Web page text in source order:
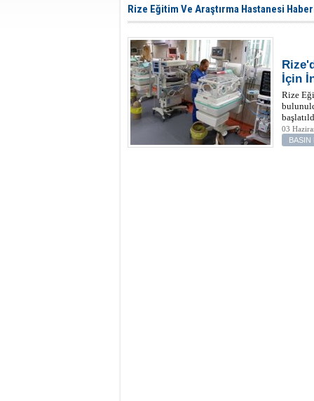
Rize Eğitim Ve Araştırma Hastanesi
İçin
Rize
03
BASIN